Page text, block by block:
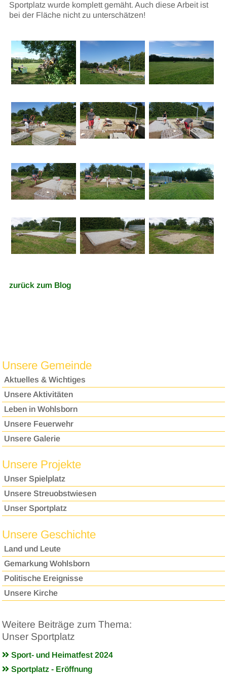
Sportplatz wurde komplett gemäht. Auch diese Arbeit ist
bei der Fläche nicht zu unterschätzen!
zurück zum Blog
Unsere Gemeinde
Aktuelles & Wichtiges
Unsere Aktivitäten
Leben in Wohlsborn
Unsere Feuerwehr
Unsere Galerie
Unsere Projekte
Unser Spielplatz
Unsere Streuobstwiesen
Unser Sportplatz
Unsere Geschichte
Land und Leute
Gemarkung Wohlsborn
Politische Ereignisse
Unsere Kirche
Weitere Beiträge zum Thema:
Unser Sportplatz
Sport- und Heimatfest 2024
Sportplatz - Eröffnung